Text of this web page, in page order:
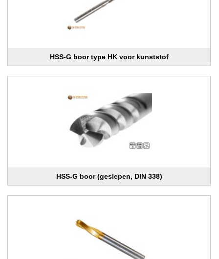
HSS-G boor type HK voor kunststof
HSS-G boor (geslepen, DIN 338)